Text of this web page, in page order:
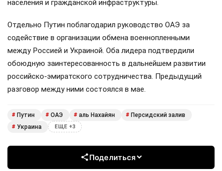
населения и гражданской инфраструктуры.
Отдельно Путин поблагодарил руководство ОАЭ за
содействие в организации обмена военнопленными
между Россией и Украиной. Оба лидера подтвердили
обоюдную заинтересованность в дальнейшем развитии
российско-эмиратского сотрудничества. Предыдущий
разговор между ними состоялся в мае.
# Путин # ОАЭ # аль Нахайян # Персидский залив
# Украина ЕЩЕ +3
Поделиться